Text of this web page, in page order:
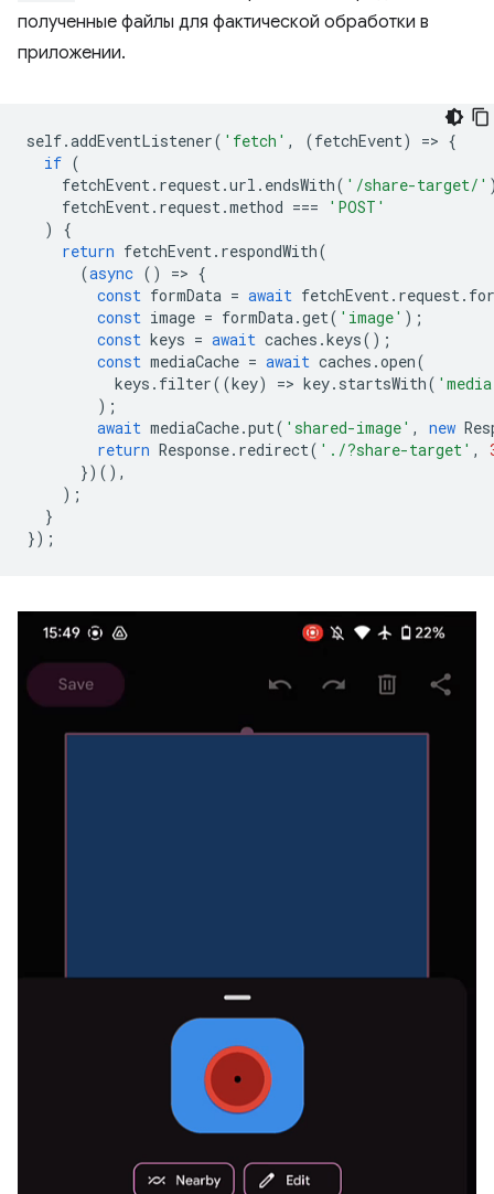
полученные файлы для фактической обработки в
приложении.
self.addEventListener( 'fetch' , (fetchEvent) => {
if (
fetchEvent. request.url . endsWith( '/share-target/'
fetchEvent. request.method ===
'POST'
)
{
return fetchEvent. respondWith(
(async () => {
const formData = await fetchEvent. request.
const image = formData.get( 'image' );
const keys = await caches .keys();
const mediaCache = await caches .open(
keys . filter((key) => key. startsWith(
);
await mediaCache.put( 'shared-image' , new
return Response. redirect( './?share-target' ,
})(),
);
}
});